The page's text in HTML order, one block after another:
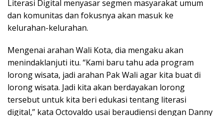
Literasi Digital menyasar segmen masyarakat umum
dan komunitas dan fokusnya akan masuk ke
kelurahan-kelurahan.
Mengenai arahan Wali Kota, dia mengaku akan
menindaklanjuti itu. “Kami baru tahu ada program
lorong wisata, jadi arahan Pak Wali agar kita buat di
lorong wisata. Jadi kita akan berdayakan lorong
tersebut untuk kita beri edukasi tentang literasi
digital,” kata Octovaldo usai beraudiensi dengan Danny